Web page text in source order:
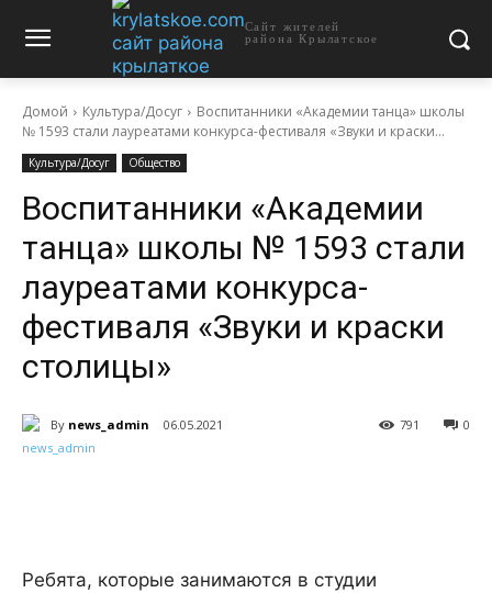
Сайт жителей
района Крылатское
Домой Культура/Досуг
Воспитанники «Академии танца» школы
№ 1593 стали лауреатами конкурса-фестиваля «Звуки и краски...
Культура/Досуг Общество
Воспитанники «Академии
танца» школы № 1593 стали
лауреатами конкурса-
фестиваля «Звуки и краски
столицы»
By news_admin 06.05.2021 0
791
Ребята, которые занимаются в студии